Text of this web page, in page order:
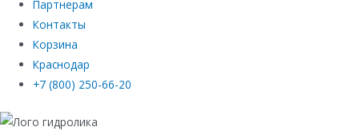
Партнерам
Контакты
Корзина
Краснодар
+7 (800) 250-66-20